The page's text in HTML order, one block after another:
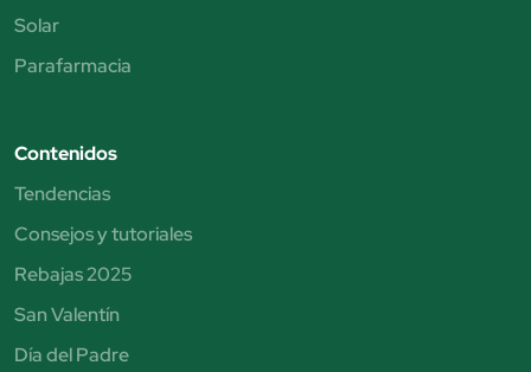
Solar
Parafarmacia
Contenidos
Tendencias
Consejos y tutoriales
Rebajas 2025
San Valentín
Día del Padre